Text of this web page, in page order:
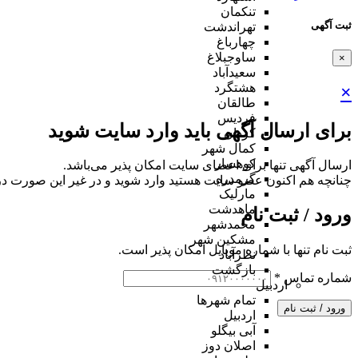
ثبت آگهی
×
×
برای ارسال آگهی باید وارد سایت شوید
ارسال آگهی تنها برای اعضای سایت امکان پذیر می‌باشد.
چنانچه هم‌ اکنون عضو سایت هستید وارد شوید و در غیر این صورت
ورود / ثبت نام
ثبت نام تنها با شماره موبایل امکان پذیر است.
شماره تماس *
ورود / ثبت نام
تنکمان
تهراندشت
چهارباغ
ساوجبلاغ
سعیدآباد
هشتگرد
طالقان
فردیس
کردان
کمال شهر
کوهسار
گرمدره
مارلیک
ماهدشت
محمدشهر
مشکین شهر
نظرآباد
بازگشت
اردبیل
تمام شهر‌ها
اردبیل
آبی بیگلو
اصلان دوز